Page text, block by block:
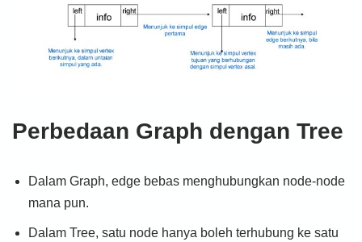
Perbedaan Graph dengan Tree
Dalam Graph, edge bebas menghubungkan node-node
mana pun.
Dalam Tree, satu node hanya boleh terhubung ke satu